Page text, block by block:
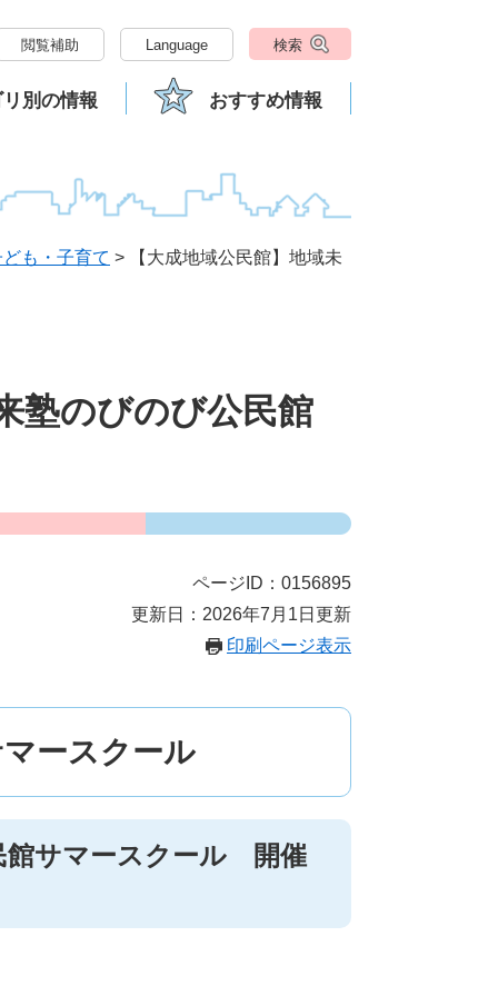
閲覧補助 Language 検索
別の情報 おすすめ情報
も・子育て > 【大成地域公民館】地域未
塾のびのび公民館
ページID：0156895
更新日：2026年7月1日更新
印刷ページ表示
ースクール
館サマースクール 開催